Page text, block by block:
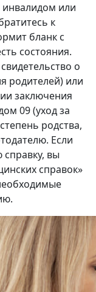
инвалидом или
к
бланк с
состояния.
о
родителей) или
заключения
09 (уход за
родства,
Если
вы
справок»